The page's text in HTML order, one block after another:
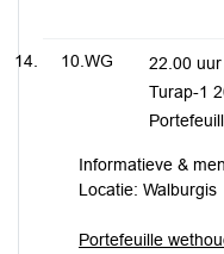
10.WG
22.00
Turap-1
Informatieve &
Locatie: Walburgis
Portefeuille